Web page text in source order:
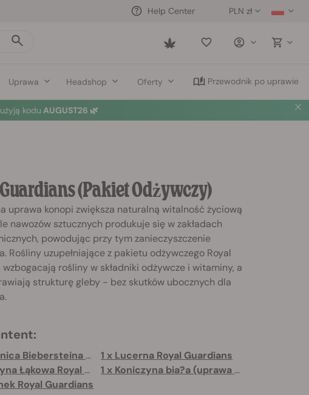
PLN zł
Help Center
Saved
Uprawa Headshop Oferty Przewodnik po uprawie
kodu AUGUST26 🌿
(pakiet Odżywczy)
uprawa konopi zwiększa naturalną witalność życiową
nawozów sztucznych produkuje się w zakładach
powodując przy tym zanieczyszczenie
Rośliny uzupełniające z pakietu odżywczego Royal
rośliny w składniki odżywcze i witaminy, a
strukturę gleby - bez skutków ubocznych dla
1 x Rogownica Biebersteina Royal Guardians
1 x Lucerna Royal Guardians
1 x Koniczyna Łąkowa Royal Guardians
1 x Koniczyna bia?a (uprawa uzupe?niaj?ca)
Royal Guardians